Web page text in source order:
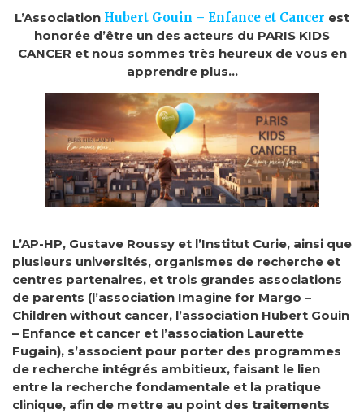
L’Association Hubert Gouin – Enfance et Cancer est
honorée d’être un des acteurs du PARIS KIDS
CANCER et nous sommes très heureux de vous en
apprendre plus…
L’AP-HP, Gustave Roussy et l’Institut Curie, ainsi que
plusieurs universités, organismes de recherche et
centres partenaires, et trois grandes associations
de parents (l’association Imagine for Margo –
Children without cancer, l’association Hubert Gouin
– Enfance et cancer et l’association Laurette
Fugain), s’associent pour porter des programmes
de recherche intégrés ambitieux, faisant le lien
entre la recherche fondamentale et la pratique
clinique, afin de mettre au point des traitements